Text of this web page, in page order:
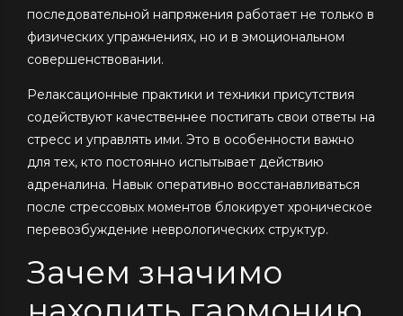
последовательной напряжения работает не только в
физических упражнениях, но и в эмоциональном
совершенствовании.
Релаксационные практики и техники присутствия
содействуют качественнее постигать свои ответы на
стресс и управлять ими. Это в особенности важно
для тех, кто постоянно испытывает действию
адреналина. Навык оперативно восстанавливаться
после стрессовых моментов блокирует хроническое
перевозбуждение неврологических структур.
Зачем значимо